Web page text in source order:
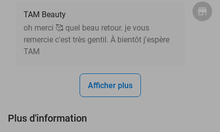
TAM Beauty
oh merci 🥰 quel beau retour. je vous
remercie c'est très gentil. À bientôt j'espère
TAM
Afficher plus
Plus d'information